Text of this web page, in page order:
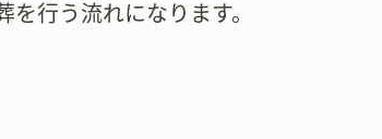
行う流れになります。